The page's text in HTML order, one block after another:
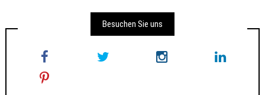
Besuchen Sie uns